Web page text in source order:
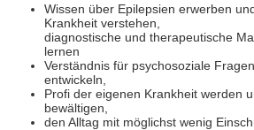
Wissen über Epilepsien erwerben
Krankheit verstehen,
diagnostische und therapeutische
lernen
Verständnis für psychosoziale
entwickeln,
Profi der eigenen Krankheit werden
bewältigen,
den Alltag mit möglichst wenig